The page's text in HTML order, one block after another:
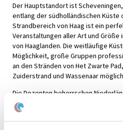
Der Hauptstandort ist
entlang der südholländischen Küste
Strandbereich von Haag ist ein
Veranstaltungen aller Art und Größe
von Haaglanden. Die weitläufige
Möglichkeit, große Gruppen
an den Stränden von Het Zwarte
Zuiderstrand und Wassenaar
Die Dozenten beherrschen
Ausflugsangebot ist auf
verfügbar. Geeignet für große